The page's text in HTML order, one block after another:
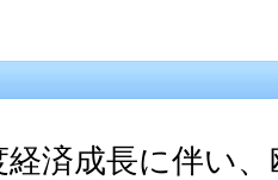
経済成長に伴い